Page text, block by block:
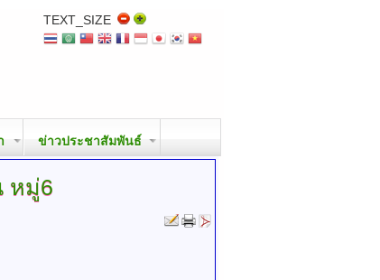
TEXT_SIZE
ข่าวประชาสัมพันธ์
หมู่6